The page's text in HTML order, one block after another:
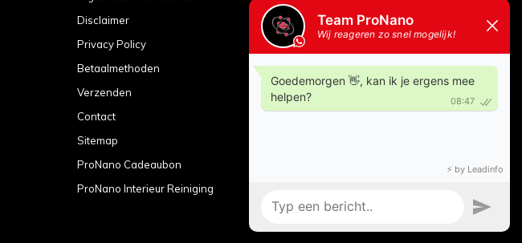
Disclaimer
Privacy Policy
Betaalmethoden
Verzenden
Contact
Sitemap
ProNano Cadeaubon
ProNano Interieur Reiniging
Mijn tickets
Mijn verlanglijst
Vergelijk producten